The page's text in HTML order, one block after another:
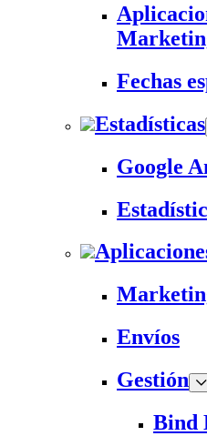
Fechas
Estadísticas
Google
Envíos
Gestión
Bind